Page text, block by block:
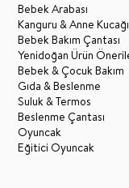
Bebek Arabası
Kanguru & Anne Kucağı
Bebek Bakım Çantası
Yenidoğan Ürün
Bebek & Çocuk Bakım
Gıda & Beslenme
Suluk & Termos
Beslenme Çantası
Oyuncak
Eğitici Oyuncak